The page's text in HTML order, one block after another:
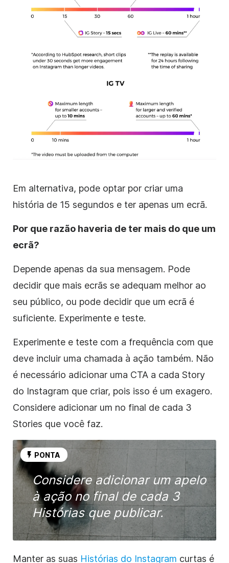
Em alternativa, pode optar por criar uma
história de 15 segundos e ter apenas um ecrã.
Por que razão haveria de ter mais do que um
ecrã?
Depende apenas da sua mensagem. Pode
decidir que mais ecrãs se adequam melhor ao
seu público, ou pode decidir que um ecrã é
suficiente. Experimente e teste.
Experimente e teste com a frequência com que
deve incluir uma chamada à ação também. Não
é necessário adicionar uma CTA a cada Story
do Instagram que criar, pois isso é um exagero.
Considere adicionar um no final de cada 3
Stories que você faz.
PONTA
Considere adicionar um apelo
à ação no final de cada 3
Histórias que publicar.
Manter as suas Histórias do Instagram curtas é